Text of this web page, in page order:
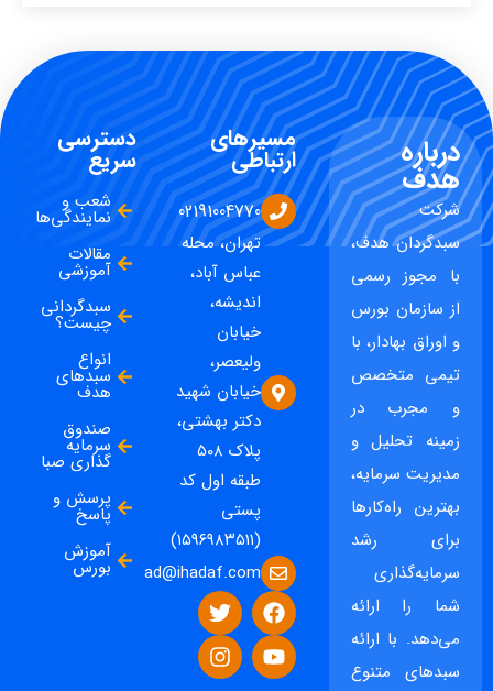
درباره
هدف
شرکت
سبدگردان هدف،
با مجوز رسمی
از سازمان بورس
و اوراق بهادار، با
تیمی متخصص
و مجرب در
زمینه تحلیل و
مدیریت سرمایه،
بهترین راه‌کارها
برای رشد
سرمایه‌گذاری
شما را ارائه
می‌دهد. با ارائه
سبدهای متنوع
مسیرهای
ارتباطی
02191004770
تهران، محله
عباس آباد،
اندیشه،
خیابان
ولیعصر،
خیابان شهید
دکتر بهشتی،
پلاک ۵۰۸
طبقه اول کد
پستی
(۱۵۹۶۹۸۳۵۱۱)
ad@ihadaf.com
دسترسی
سریع
شعب و
نمایندگی‌ها
مقالات
آموزشی
سبدگردانی
چیست؟
انواع
سبدهای
هدف
صندوق
سرمایه
گذاری صبا
پرسش و
پاسخ
آموزش
بورس